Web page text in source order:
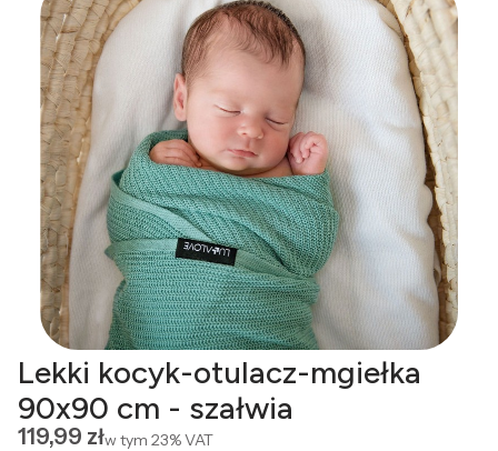
Lekki kocyk-otulacz-mgiełka
90x90 cm - szałwia
Cena
119,99 złw tym 23%VAT